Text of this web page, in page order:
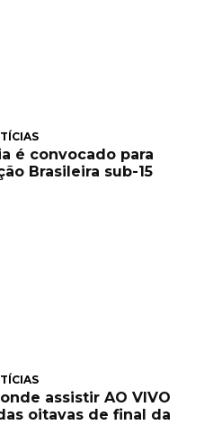
é convocado para
Brasileira sub-15
assistir AO VIVO
oitavas de final da